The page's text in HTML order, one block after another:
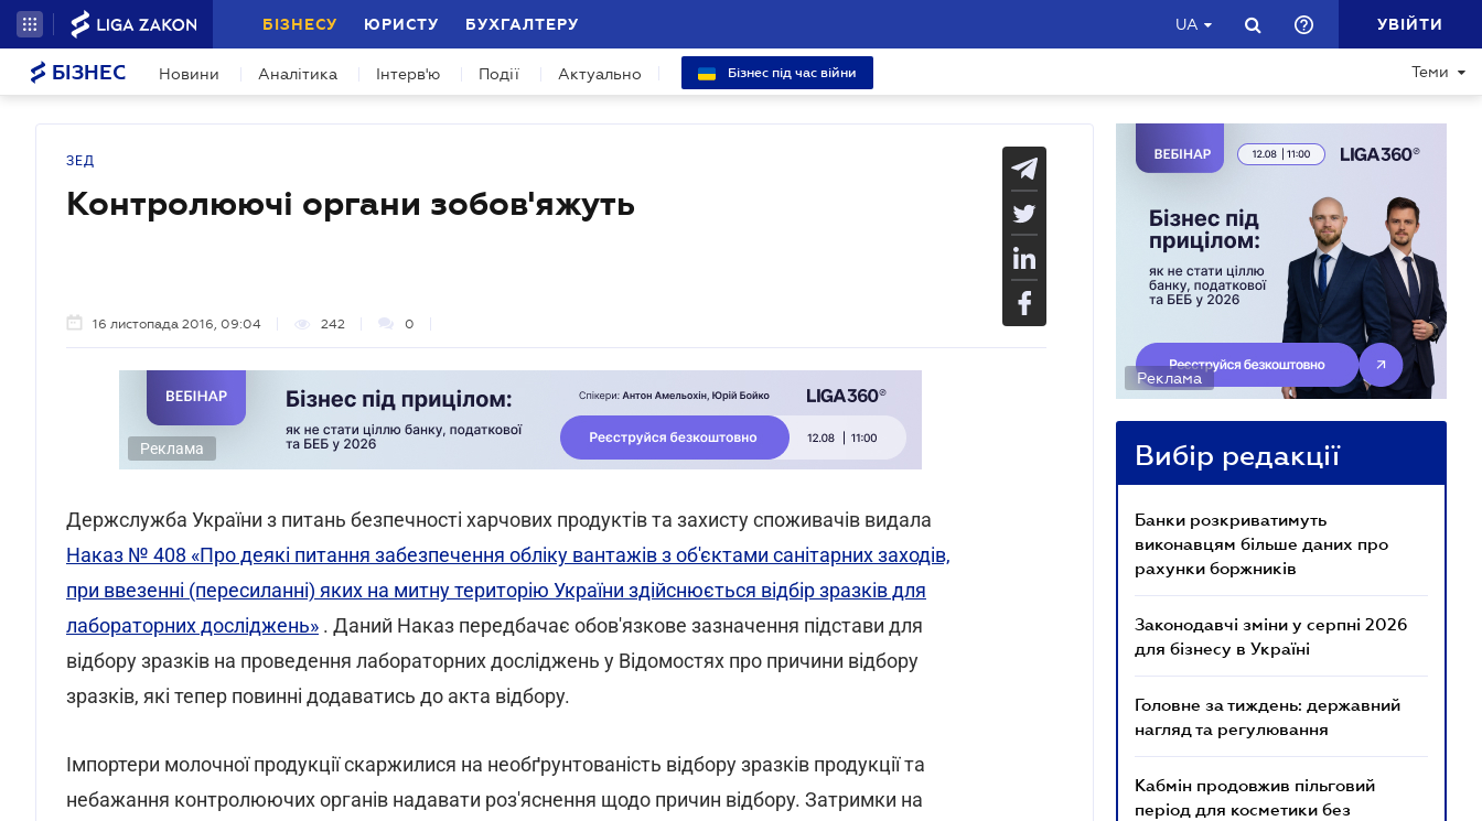
БІЗНЕСУ ЮРИСТУ БУХГАЛТЕРУ UA УВІЙТИ
БІЗНЕС Новини Аналітика Інтерв'ю Події Актуально Бізнес під час війни Теми
ЗЕД
Контролюючі органи зобов'яжуть
16 листопада 2016, 09:04 242 0
Реклама
Держслужба України з питань безпечності харчових продуктів та захисту споживачів видала
Наказ № 408 «Про деякі питання забезпечення обліку вантажів з об'єктами санітарних заходів,
при ввезенні (пересиланні) яких на митну територію України здійснюється відбір зразків для
лабораторних досліджень» . Даний Наказ передбачає обов'язкове зазначення підстави для
відбору зразків на проведення лабораторних досліджень у Відомостях про причини відбору
зразків, які тепер повинні додаватись до акта відбору.
Імпортери молочної продукції скаржилися на необґрунтованість відбору зразків продукції та
небажання контролюючих органів надавати роз'яснення щодо причин відбору. Затримки на
Реклама
Вибір редакції
Банки розкриватимуть
виконавцям більше даних про
рахунки боржників
Законодавчі зміни у серпні 2026
для бізнесу в Україні
Головне за тиждень: державний
нагляд та регулювання
Кабмін продовжив пільговий
період для косметики без